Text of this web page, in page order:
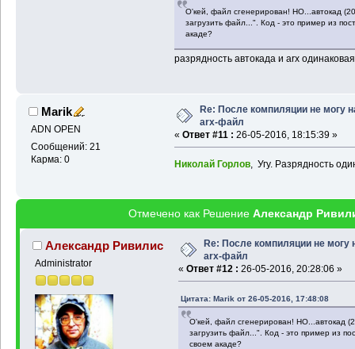
О'кей, файл сгенерирован! НО...автокад
загрузить файл...". Код - это пример из
акаде?
разрядность автокада и arx
Marik
ADN OPEN
Сообщений: 21
Карма: 0
Re: После компиляции не могу
arx-файл
« Ответ #11 : 26-05-2016, 18:15:39 »
Николай Горлов, Угу. Разрядность
Отмечено как Решение Александр
Александр Ривилис
Administrator
Re: После компиляции не могу
arx-файл
« Ответ #12 : 26-05-2016, 20:28:06 »
Цитата: Marik от 26-05-2016, 17:48:08
О'кей, файл сгенерирован! НО...автокад
загрузить файл...". Код - это пример из
своем акаде?